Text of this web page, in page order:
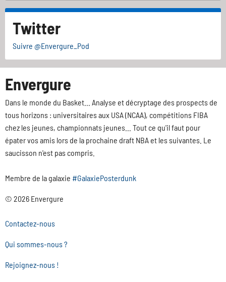
Twitter
Suivre @Envergure_Pod
Envergure
Dans le monde du Basket... Analyse et décryptage des prospects de
tous horizons : universitaires aux USA (NCAA), compétitions FIBA
chez les jeunes, championnats jeunes... Tout ce qu'il faut pour
épater vos amis lors de la prochaine draft NBA et les suivantes. Le
saucisson n'est pas compris.
Membre de la galaxie #GalaxiePosterdunk
© 2026 Envergure
Contactez-nous
Qui sommes-nous ?
Rejoignez-nous !